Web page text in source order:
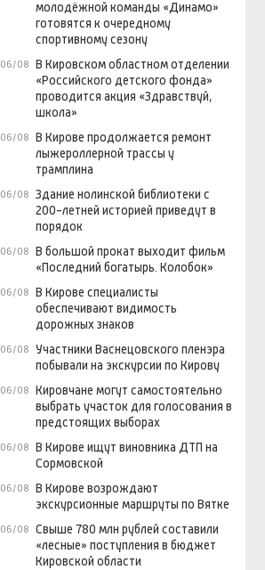
молодёжной команды «Динамо»
готовятся к очередному
спортивному сезону
06/08 В Кировском областном отделении
«Российского детского фонда»
проводится акция «Здравствуй,
школа»
06/08 В Кирове продолжается ремонт
лыжероллерной трассы у
трамплина
06/08 Здание нолинской библиотеки с
200-летней историей приведут в
порядок
06/08 В большой прокат выходит фильм
«Последний богатырь. Колобок»
06/08 В Кирове специалисты
обеспечивают видимость
дорожных знаков
06/08 Участники Васнецовского пленэра
побывали на экскурсии по Кирову
06/08 Кировчане могут самостоятельно
выбрать участок для голосования в
предстоящих выборах
06/08 В Кирове ищут виновника ДТП на
Сормовской
06/08 В Кирове возрождают
экскурсионные маршруты по Вятке
06/08 Свыше 780 млн рублей составили
«лесные» поступления в бюджет
Кировской области